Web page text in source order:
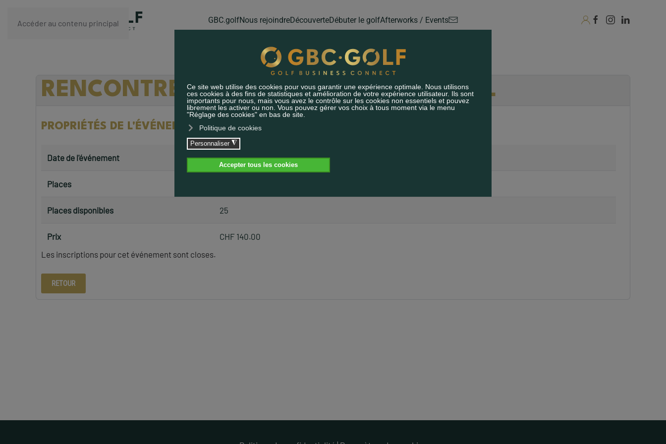
Accéder au contenu principal GBC.golfNous rejoindreDécouverteDébuter le golfAfterworks / Events
RENCONTRE CERCLE JURA - NEUCHÂTEL
PROPRIÉTÉS DE L'ÉVÉNEMENT
Date de l'événement 28.10.202507:00 - 14:00
Places
Places disponibles 25
Prix
CHF 140.00
Les inscriptions pour cet événement sont closes.
RETOUR